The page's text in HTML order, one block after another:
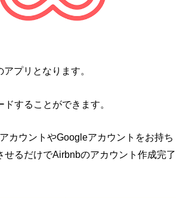
プリとなります。
することができます。
カウントやGoogleアカウントをお持ち
せるだけでAirbnbのアカウント作成完了